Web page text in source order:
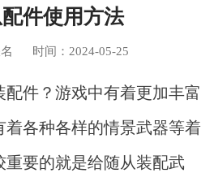
件使用方法
时间：2024-05-25
件？游戏中有着更加丰富
着各种各样的情景武器等着
要的就是给随从装配武